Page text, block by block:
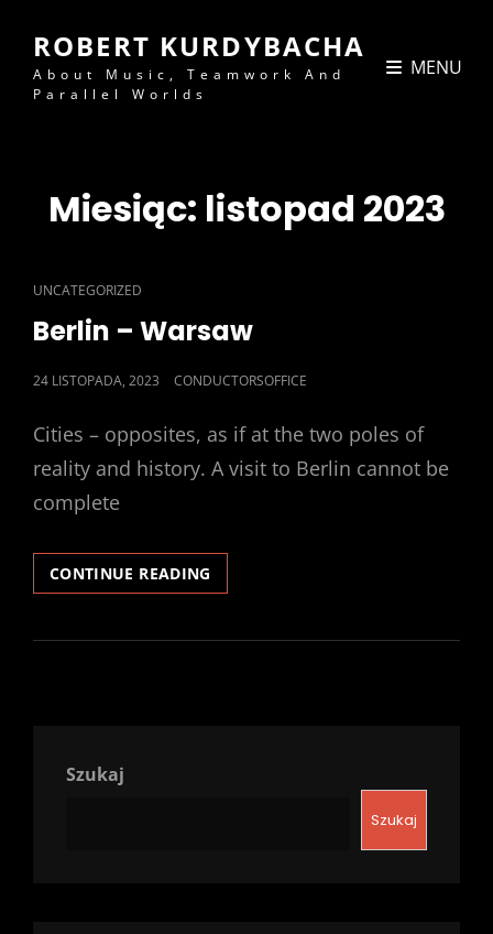
ROBERT KURDYBACHA
About Music, Teamwork And
Parallel Worlds
MENU
Miesiąc: listopad 2023
CAT
LINKS
UNCATEGORIZED
Berlin – Warsaw
POSTED
24 LISTOPADA, 2023 CONDUCTORSOFFICE
Cities – opposites, as if at the two poles of
reality and history. A visit to Berlin cannot be
complete
CONTINUE READING
–
Szukaj
Szukaj